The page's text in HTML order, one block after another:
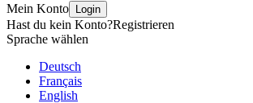
Mein Konto Login
Hast du kein Konto?Registrieren
Sprache wählen
Deutsch
Français
English